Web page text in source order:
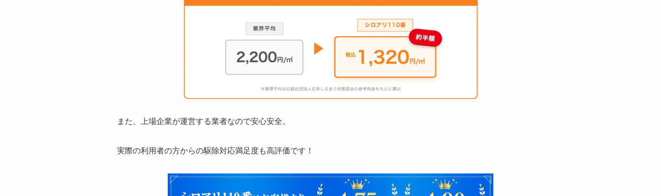
また、上場企業が運営する業者なので安心安全。
実際の利用者の方からの駆除対応満足度も高評価です！